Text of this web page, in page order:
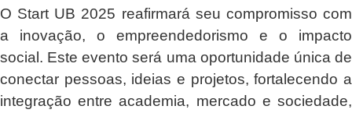
O Start UB 2025 reafirmará seu compromisso com
a inovação, o empreendedorismo e o impacto
social. Este evento será uma oportunidade única de
conectar pessoas, ideias e projetos, fortalecendo a
integração entre academia, mercado e sociedade,